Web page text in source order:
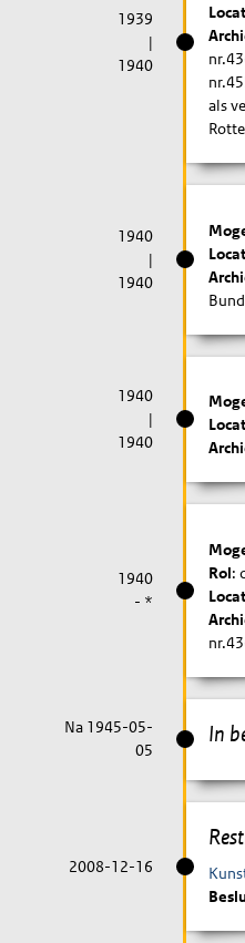
1939
|
1940
als
1940
|
1940
1940
|
1940
1940
- *
Rol:
In
Na 1945-05-
05
2008-12-16